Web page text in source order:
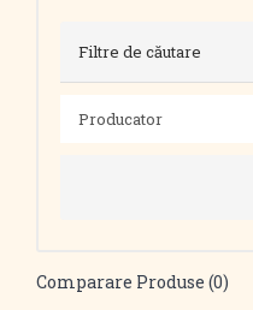
Filtre de căutare
Producator
Comparare Produse (0)